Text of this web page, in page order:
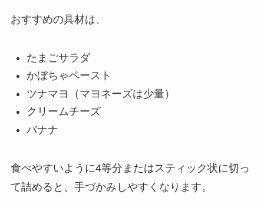
おすすめの具材は、
たまごサラダ
かぼちゃペースト
ツナマヨ（マヨネーズは少量）
クリームチーズ
バナナ
食べやすいように4等分またはスティック状に切っ
て詰めると、手づかみしやすくなります。